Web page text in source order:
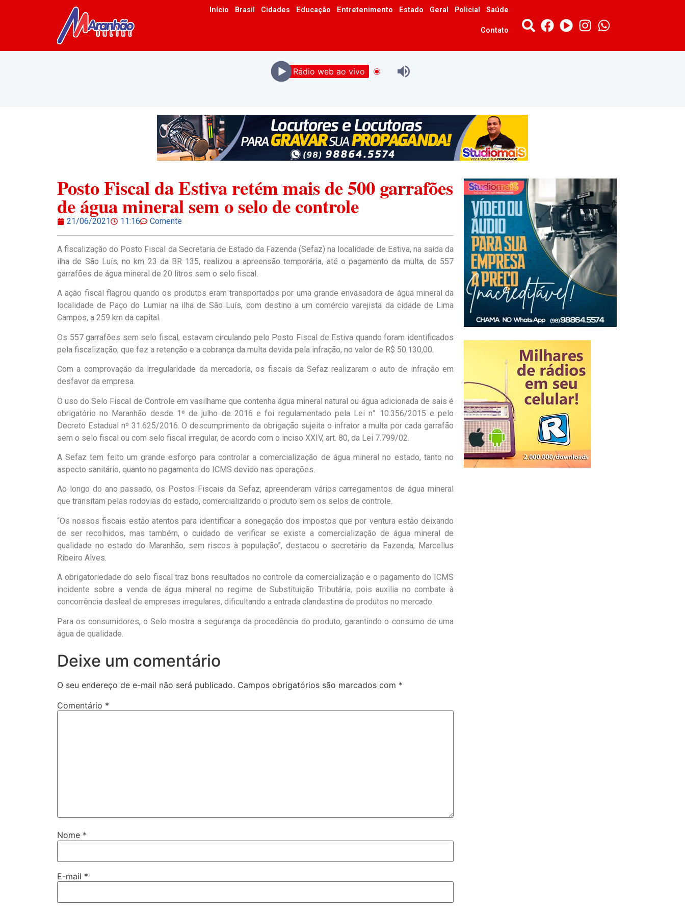
Início Brasil Cidades Educação Entretenimento Estado Geral Policial Saúde
Contato
Rádio web ao vivo
Posto Fiscal da Estiva retém mais de 500 garrafões
de água mineral sem o selo de controle
21/06/2021 11:16 Comente
A fiscalização do Posto Fiscal da Secretaria de Estado da Fazenda (Sefaz) na localidade de Estiva, na saída da
ilha de São Luís, no km 23 da BR 135, realizou a apreensão temporária, até o pagamento da multa, de 557
garrafões de água mineral de 20 litros sem o selo fiscal.
A ação fiscal flagrou quando os produtos eram transportados por uma grande envasadora de água mineral da
localidade de Paço do Lumiar na ilha de São Luís, com destino a um comércio varejista da cidade de Lima
Campos, a 259 km da capital.
Os 557 garrafões sem selo fiscal, estavam circulando pelo Posto Fiscal de Estiva quando foram identificados
pela fiscalização, que fez a retenção e a cobrança da multa devida pela infração, no valor de R$ 50.130,00.
Com a comprovação da irregularidade da mercadoria, os fiscais da Sefaz realizaram o auto de infração em
desfavor da empresa.
O uso do Selo Fiscal de Controle em vasilhame que contenha água mineral natural ou água adicionada de sais é
obrigatório no Maranhão desde 1º de julho de 2016 e foi regulamentado pela Lei n° 10.356/2015 e pelo
Decreto Estadual nº 31.625/2016. O descumprimento da obrigação sujeita o infrator a multa por cada garrafão
sem o selo fiscal ou com selo fiscal irregular, de acordo com o inciso XXIV, art. 80, da Lei 7.799/02.
A Sefaz tem feito um grande esforço para controlar a comercialização de água mineral no estado, tanto no
aspecto sanitário, quanto no pagamento do ICMS devido nas operações.
Ao longo do ano passado, os Postos Fiscais da Sefaz, apreenderam vários carregamentos de água mineral
que transitam pelas rodovias do estado, comercializando o produto sem os selos de controle.
“Os nossos fiscais estão atentos para identificar a sonegação dos impostos que por ventura estão deixando
de ser recolhidos, mas também, o cuidado de verificar se existe a comercialização de água mineral de
qualidade no estado do Maranhão, sem riscos à população”, destacou o secretário da Fazenda, Marcellus
Ribeiro Alves.
A obrigatoriedade do selo fiscal traz bons resultados no controle da comercialização e o pagamento do ICMS
incidente sobre a venda de água mineral no regime de Substituição Tributária, pois auxilia no combate à
concorrência desleal de empresas irregulares, dificultando a entrada clandestina de produtos no mercado.
Para os consumidores, o Selo mostra a segurança da procedência do produto, garantindo o consumo de uma
água de qualidade.
Deixe um comentário
O seu endereço de e-mail não será publicado. Campos obrigatórios são marcados com *
Comentário *
Nome *
E-mail *